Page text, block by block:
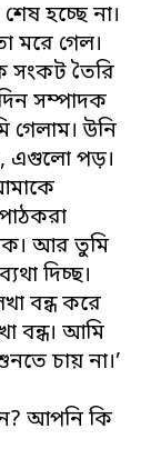
হচ্ছে না।
মরে গেল।
সংকট তৈরি
সম্পাদক
উনি
এগুলো পড়।
আর তুমি
দিচ্ছ।
বন্ধ করে
বন্ধ। আমি
চায় না।’
আপনি কি